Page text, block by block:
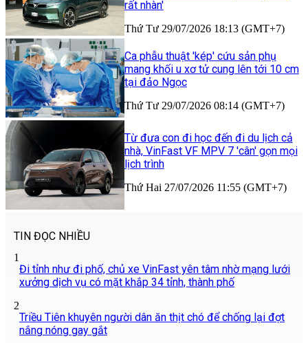
rất nhàn'
Thứ Tư 29/07/2026 18:13 (GMT+7)
Ca phẫu thuật 'kép' cứu sản phụ
mang khối u xơ tử cung lên tới 10 cm
tại đảo Ngọc
Thứ Tư 29/07/2026 08:14 (GMT+7)
Từ đưa con đi học đến đi du lịch cả
nhà, VinFast VF MPV 7 'cân' gọn mọi
lịch trình
Thứ Hai 27/07/2026 11:55 (GMT+7)
TIN ĐỌC NHIỀU
1
Đi tỉnh như đi phố, chủ xe VinFast yên tâm nhờ mạng lưới
xưởng dịch vụ có mặt khắp 34 tỉnh, thành phố
2
Triều Tiên khuyên người dân ăn thịt chó để chống lại đợt
nắng nóng gay gắt